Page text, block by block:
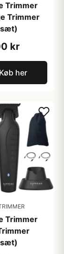
Trimmer
Trimmer
sæt)
kr
her
Trimmer
sæt)